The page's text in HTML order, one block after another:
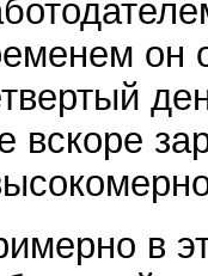
он
вскоре
в